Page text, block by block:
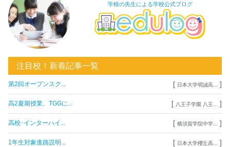
学校の先生による学校公式ブログ
注目校！新着記事一覧
第2回オープンスク... [ 日本大学明誠高... ]
高2夏期授業、TGGに... [ 八王子学園 八王... ]
高校･インターハイ... [ 横須賀学院中学... ]
1年生対象進路説明... [ 日本大学櫻丘高... ]